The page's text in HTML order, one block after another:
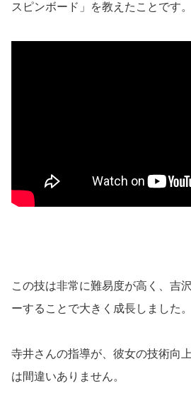
スピンボード」を教えたことです。
この技は非常に難易度が高く、吉
ーすることで大きく成長しました。
寺井さんの指導が、彼女の技術向
は間違いありません。